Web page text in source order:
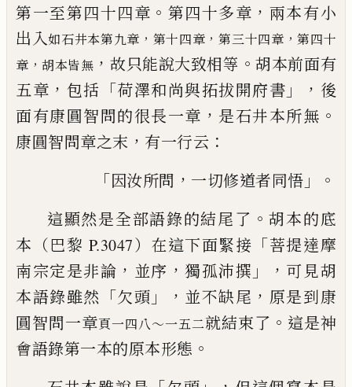
第一至第四十四章 。 第四十多章 ， 兩本有小
出入如石井本第九章 ， 第十四章 ，第三十四章 ，第四十
章 ，胡本皆無 ，故只能說大致相等 。胡本前面有
五章 ， 包括 「荷澤和尚與拓拔開府書 」， 後
面有康圓智問的很長一章 ， 是石井本所無 。
康圓智問章之末 ， 有一行云 ：
「因汝所問 ， 一切修道者同悟 」。
這顯然是全部語錄的結尾了 。胡本的底
本（巴黎 P.3047）在這下面緊接 「菩提達摩
南宗定是非論 ， 並序 ，獨孤沛撰 」， 可見胡
本語錄雖然 「欠頭 」， 並不缺尾 ， 原是到康
圓智問一章頁一四八～一五二就結束了 。 這是神
會語錄第一本的原本形態 。